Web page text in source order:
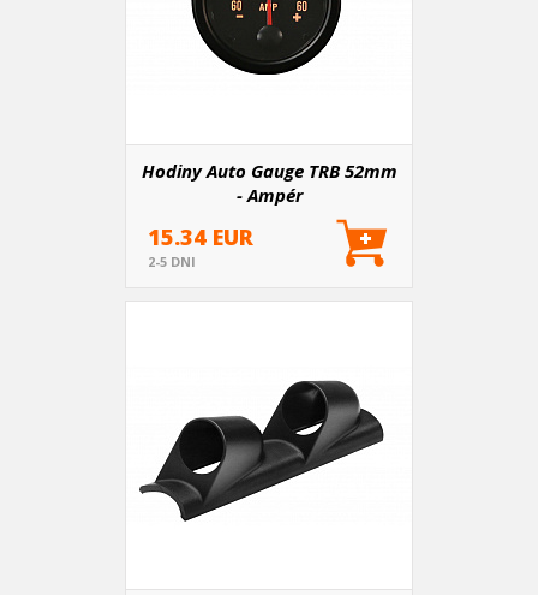
Hodiny Auto Gauge TRB 52mm
- Ampér
15.34 EUR
2-5 DNI